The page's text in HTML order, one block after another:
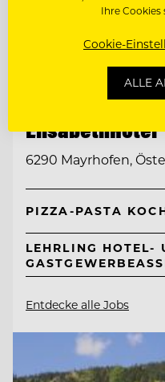
TOP ARBEITGEBER
Neuhaus
ElisabethHotel
6290 Mayrhofen,
PIZZA-PASTA
LEHRLING HOTEL-
Entdecke alle Jobs
Ihre Cookies
Cookie-
ALLE